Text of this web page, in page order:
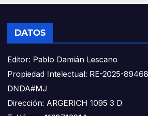
DATOS
Editor: Pablo Damián Lescano
Propiedad Intelectual: RE-2025-
DNDA#MJ
Dirección: ARGERICH 1095 3 D